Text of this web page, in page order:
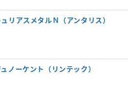
リアスメタルＮ（アンタリス）
ノーケント（リンテック）